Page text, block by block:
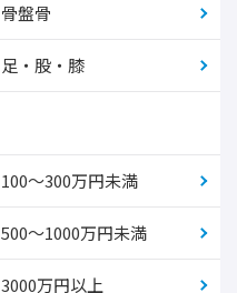
骨盤骨
足・股・膝
100～300万円未満
500～1000万円未満
3000万円以上